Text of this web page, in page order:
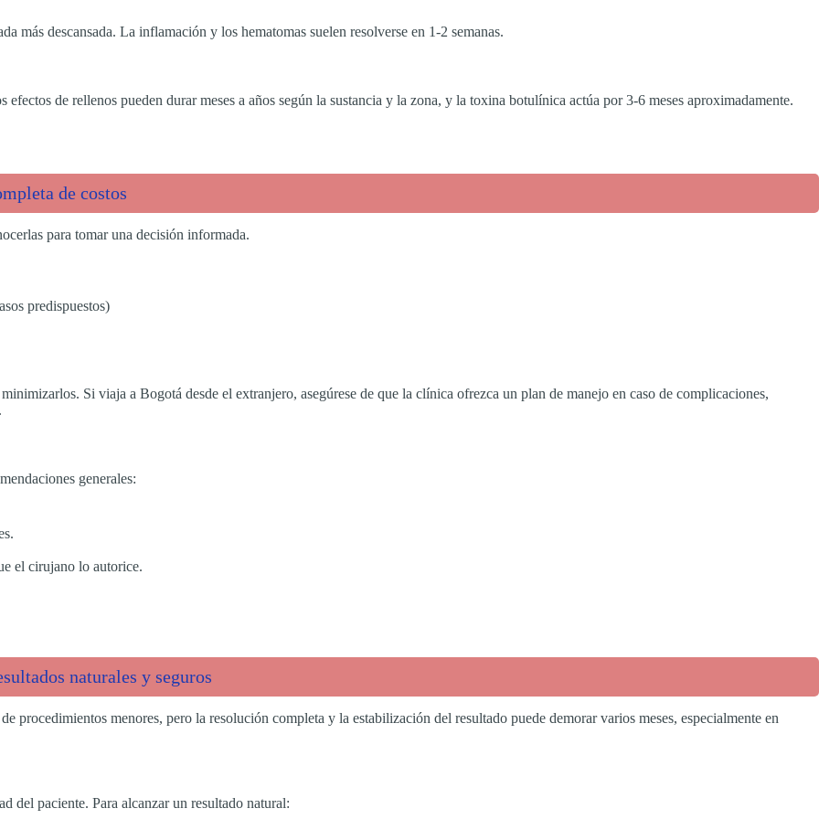
más descansada. La inflamación y los hematomas suelen resolverse en 1-2 semanas.
de rellenos pueden durar meses a años según la sustancia y la zona, y la toxina botulínica actúa por 3-6 meses aproximadamente.
de costos
para tomar una decisión informada.
predispuestos)
Si viaja a Bogotá desde el extranjero, asegúrese de que la clínica ofrezca un plan de manejo en caso de complicaciones,
generales:
el cirujano lo autorice.
naturales y seguros
procedimientos menores, pero la resolución completa y la estabilización del resultado puede demorar varios meses, especialmente en
del paciente. Para alcanzar un resultado natural: